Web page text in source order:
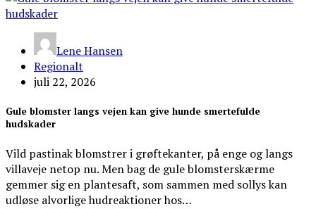
Lene Hansen
Regionalt
juli 22, 2026
Gule blomster langs vejen kan give hunde smertefulde
hudskader
Vild pastinak blomstrer i grøftekanter, på enge og langs
villaveje netop nu. Men bag de gule blomsterskærme
gemmer sig en plantesaft, som sammen med sollys kan
udløse alvorlige hudreaktioner hos…